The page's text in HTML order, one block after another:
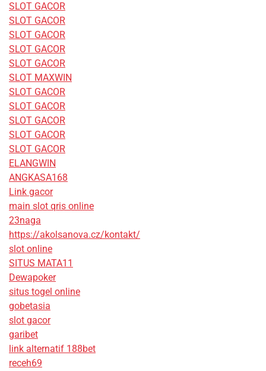
SLOT GACOR
SLOT GACOR
SLOT GACOR
SLOT GACOR
SLOT GACOR
SLOT MAXWIN
SLOT GACOR
SLOT GACOR
SLOT GACOR
SLOT GACOR
SLOT GACOR
ELANGWIN
ANGKASA168
Link gacor
main slot qris online
23naga
https://akolsanova.cz/kontakt/
slot online
SITUS MATA11
Dewapoker
situs togel online
gobetasia
slot gacor
garibet
link alternatif 188bet
receh69